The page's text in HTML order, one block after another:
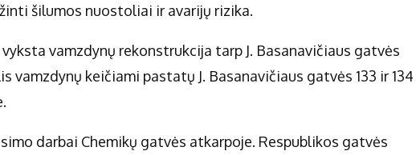
šilumos nuostoliai ir avarijų rizika.
vamzdynų rekonstrukcija tarp J. Basanavičiaus gatvės
vamzdynų keičiami pastatų J. Basanavičiaus gatvės 133 ir 134
darbai Chemikų gatvės atkarpoje. Respublikos gatvės